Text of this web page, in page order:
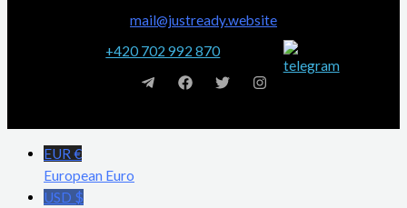
mail@justready.website
+420 702 992 870
EUR €
European Euro
USD $